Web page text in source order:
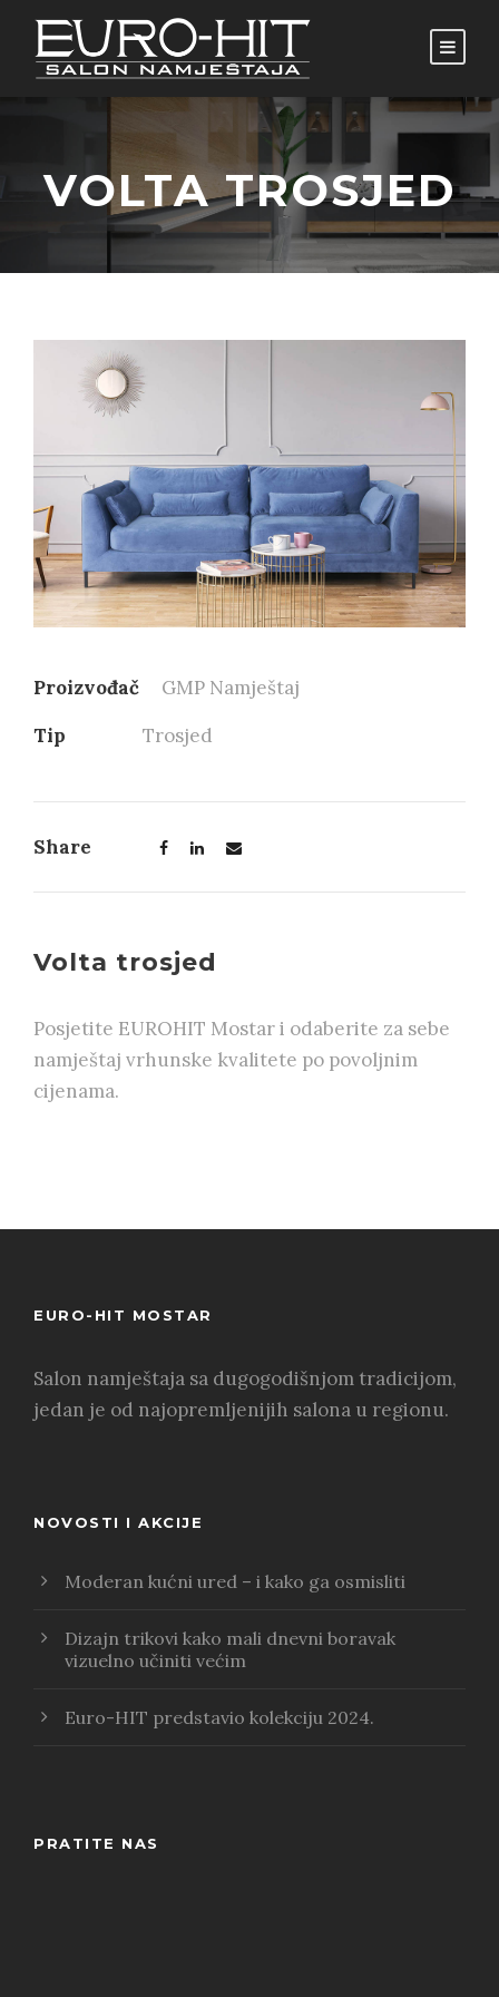
VOLTA TROSJED
Proizvođač
GMP Namještaj
Tip
Trosjed
Share
Volta trosjed
Posjetite EUROHIT Mostar i odaberite za sebe
namještaj vrhunske kvalitete po povoljnim
cijenama.
EURO-HIT MOSTAR
Salon namještaja sa dugogodišnjom tradicijom,
jedan je od najopremljenijih salona u regionu.
NOVOSTI I AKCIJE
Moderan kućni ured – i kako ga osmisliti
Dizajn trikovi kako mali dnevni boravak
vizuelno učiniti većim
Euro-HIT predstavio kolekciju 2024.
PRATITE NAS